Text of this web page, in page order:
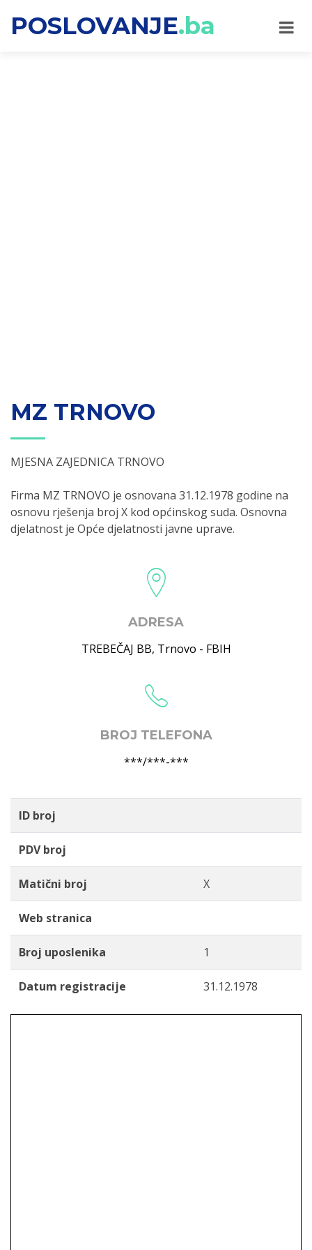
POSLOVANJE.ba
MZ TRNOVO
MJESNA ZAJEDNICA TRNOVO
Firma MZ TRNOVO je osnovana 31.12.1978 godine na
osnovu rješenja broj X kod općinskog suda. Osnovna
djelatnost je Opće djelatnosti javne uprave.
ADRESA
TREBEČAJ BB, Trnovo - FBIH
BROJ TELEFONA
***/***-***
ID broj
PDV broj
Matični broj X
Web stranica
Broj uposlenika 1
Datum registracije 31.12.1978